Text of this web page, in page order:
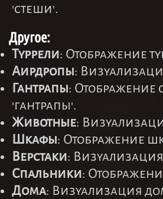
'стеши'.
Другое:
Туррели: Отображение
Аирдропы:
Гантрапы: Отображение
'гантрапы'.
Животные:
Шкафы: Отображение
Верстаки: Визуализация
Спальники:
Дома: Визуализация